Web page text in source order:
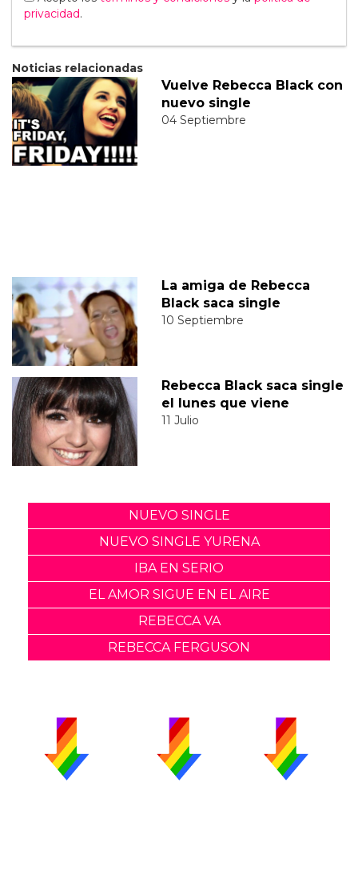
privacidad.
Noticias relacionadas
Vuelve Rebecca Black con
nuevo single
04 Septiembre
La amiga de Rebecca
Black saca single
10 Septiembre
Rebecca Black saca single
el lunes que viene
11 Julio
NUEVO SINGLE
NUEVO SINGLE YURENA
IBA EN SERIO
EL AMOR SIGUE EN EL AIRE
REBECCA VA
REBECCA FERGUSON